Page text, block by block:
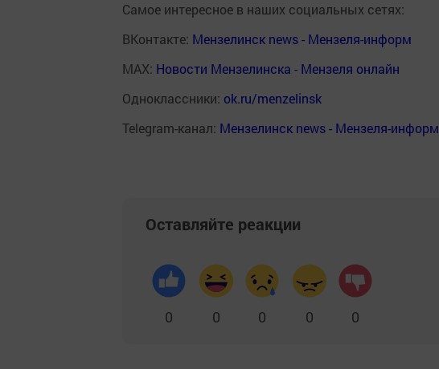
Самое интересное в наших социальных сетях:
ВКонтакте: Мензелинск news - Мензеля-информ
MAX: Новости Мензелинска - Мензеля онлайн
Одноклассники: ok.ru/menzelinsk
Telegram-канал: Мензелинск news - Мензеля-информ
Оставляйте реакции
0 0 0 0 0